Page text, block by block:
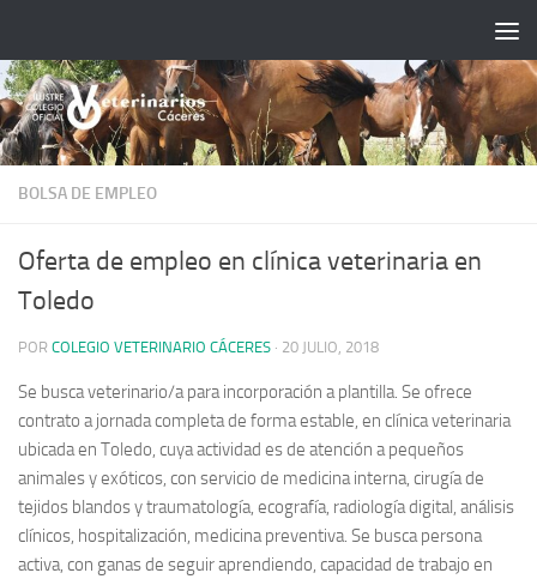
BOLSA DE EMPLEO
Oferta de empleo en clínica veterinaria en
Toledo
POR COLEGIO VETERINARIO CÁCERES · 20 JULIO, 2018
Se busca veterinario/a para incorporación a plantilla. Se ofrece
contrato a jornada completa de forma estable, en clínica veterinaria
ubicada en Toledo, cuya actividad es de atención a pequeños
animales y exóticos, con servicio de medicina interna, cirugía de
tejidos blandos y traumatología, ecografía, radiología digital, análisis
clínicos, hospitalización, medicina preventiva. Se busca persona
activa, con ganas de seguir aprendiendo, capacidad de trabajo en